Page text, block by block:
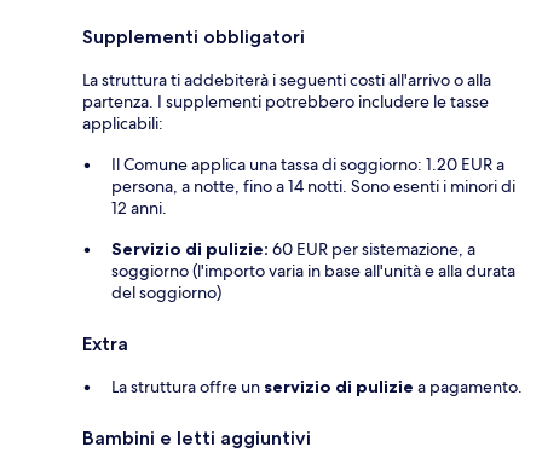
Supplementi obbligatori
La struttura ti addebiterà i seguenti costi all'arrivo o alla
partenza. I supplementi potrebbero includere le tasse
applicabili:
Il Comune applica una tassa di soggiorno: 1.20 EUR a
persona, a notte, fino a 14 notti. Sono esenti i minori di
12 anni.
Servizio di pulizie: 60 EUR per sistemazione, a
soggiorno (l'importo varia in base all'unità e alla durata
del soggiorno)
Extra
La struttura offre un servizio di pulizie a pagamento.
Bambini e letti aggiuntivi